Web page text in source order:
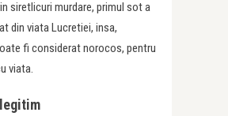
siretlicuri murdare, primul sot a
din viata Lucretiei, insa,
fi considerat norocos, pentru
viata.